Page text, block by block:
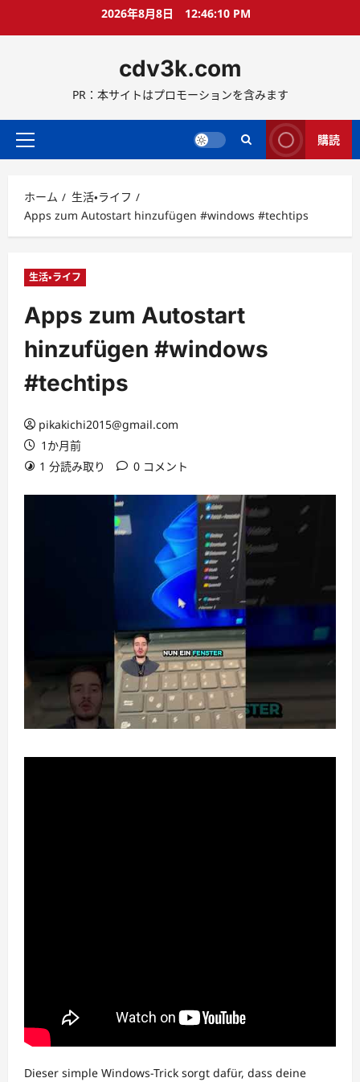
ス
ッ
2026年8月8日 12:46:11 PM
cdv3k.com
PR：本サイトはプロモーションを含みます
メ
メ
ニ
ュ
購読
ホーム
生活・ライフ
Apps zum Autostart hinzufügen #windows #techtips
生活・ライフ
Apps zum Autostart
hinzufügen #windows
#techtips
pikakichi2015@gmail.com
1か月前
1 分読み取り
0 コメント
Dieser simple Windows-Trick sorgt dafür, dass deine